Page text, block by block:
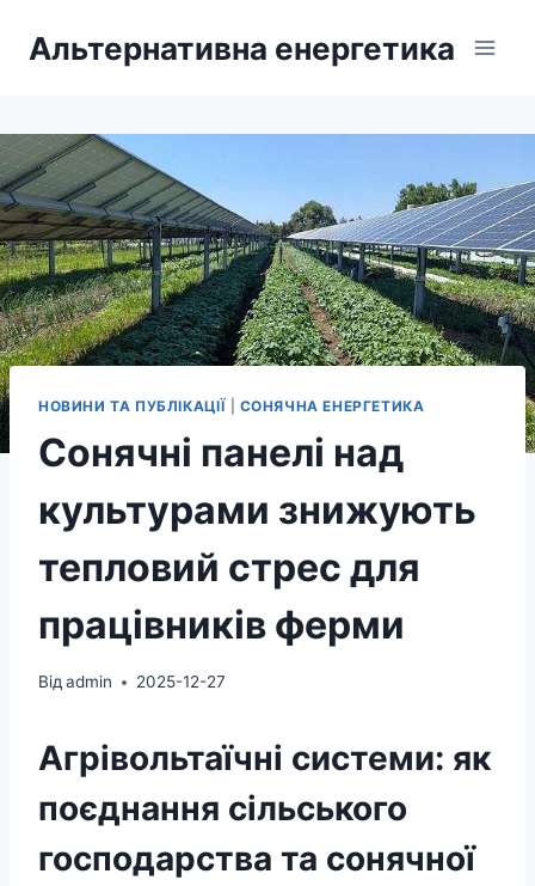
Альтернативна енергетика
НОВИНИ ТА ПУБЛІКАЦІЇ| СОНЯЧНА ЕНЕРГЕТИКА
Сонячні панелі над
культурами знижують
тепловий стрес для
працівників ферми
Від admin 2025-12-27
Агрівольтаїчні системи: як
поєднання сільського
господарства та сонячної